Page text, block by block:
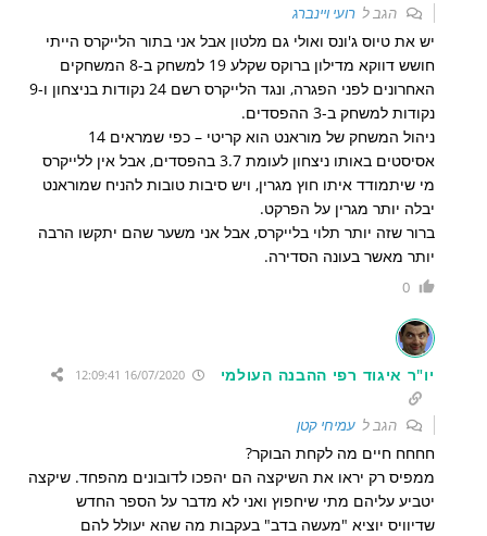
הגב לרועי ויינברג
יש את טיוס ג'ונס ואולי גם מלטון אבל אני בתור הלייקרס הייתי
חושש דווקא מדילון ברוקס שקלע 19 למשחק ב-8 המשחקים
האחרונים לפני הפגרה, ונגד הלייקרס רשם 24 נקודות בניצחון ו-9
נקודות למשחק ב-3 ההפסדים.
ניהול המשחק של מוראנט הוא קריטי – כפי שמראים 14
אסיסטים באותו ניצחון לעומת 3.7 בהפסדים, אבל אין ללייקרס
מי שיתמודד איתו חוץ מגרין, ויש סיבות טובות להניח שמוראנט
יבלה יותר מגרין על הפרקט.
ברור שזה יותר תלוי בלייקרס, אבל אני משער שהם יתקשו הרבה
יותר מאשר בעונה הסדירה.
0
יו"ר איגוד רפי ההבנה העולמי 16/07/2020 12:09:41
הגב לעמיחי קטן
חחחח חיים מה לקחת הבוקר?
ממפיס רק יראו את השיקצה הם יהפכו לדובונים מהפחד. שיקצה
יטביע עליהם מתי שיחפוץ ואני לא מדבר על הספר החדש
שדיוויס יוציא "מעשה בדב" בעקבות מה שהא יעולל להם